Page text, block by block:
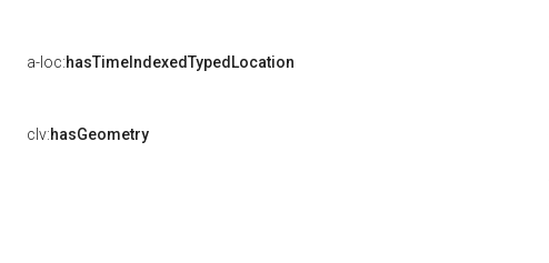
a-loc:hasTimeIndexedTypedLocation
clv:hasGeometry